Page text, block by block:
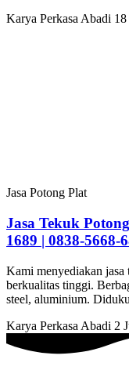
Karya Perkasa Abadi
Jasa Potong Plat
Jasa Tekuk
1689 | 0838-5668-
Kami menyediakan
berkualitas tinggi.
steel, aluminium.
Karya Perkasa Abadi 2